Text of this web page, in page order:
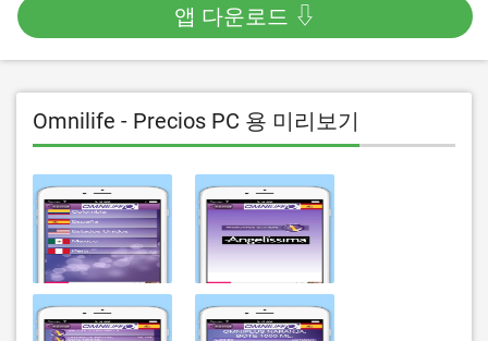
앱 다운로드 ⇩
Omnilife - Precios PC 용 미리보기